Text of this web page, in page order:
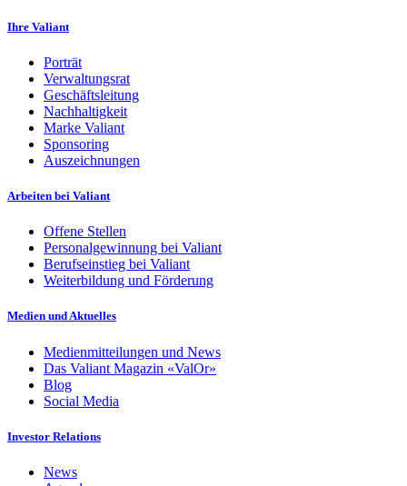
Ihre Valiant
Porträt
Verwaltungsrat
Geschäftsleitung
Nachhaltigkeit
Marke Valiant
Sponsoring
Auszeichnungen
Arbeiten bei Valiant
Offene Stellen
Personalgewinnung bei Valiant
Berufseinstieg bei Valiant
Weiterbildung und Förderung
Medien und Aktuelles
Medienmitteilungen und News
Das Valiant Magazin «ValOr»
Blog
Social Media
Investor Relations
News